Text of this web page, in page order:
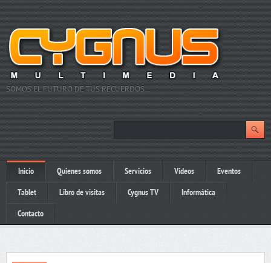
SOMOS EL FUTURO DE TUS RECUERDOS…
Inicio Quienes somos Servicios Videos Eventos
Tablet Libro de visitas Cygnus TV Informática
Contacto